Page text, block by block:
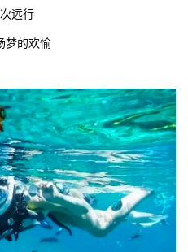
远行
梦的欢愉